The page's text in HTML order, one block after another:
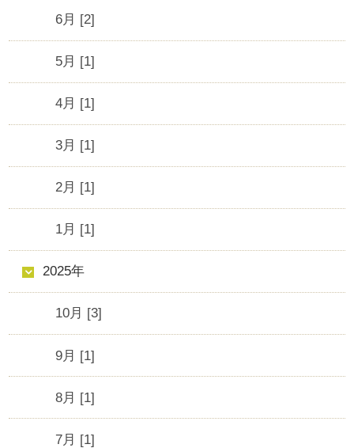
6月 [2]
5月 [1]
4月 [1]
3月 [1]
2月 [1]
1月 [1]
2025年
10月 [3]
9月 [1]
8月 [1]
7月 [1]